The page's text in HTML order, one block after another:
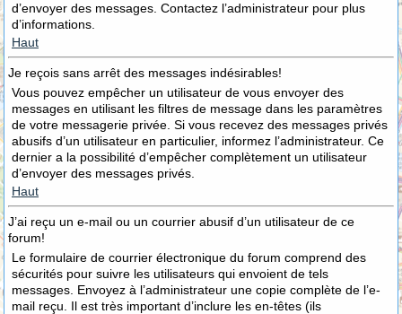
d’envoyer des messages. Contactez l’administrateur pour plus
d’informations.
Haut
Je reçois sans arrêt des messages indésirables!
Vous pouvez empêcher un utilisateur de vous envoyer des
messages en utilisant les filtres de message dans les paramètres
de votre messagerie privée. Si vous recevez des messages privés
abusifs d’un utilisateur en particulier, informez l’administrateur. Ce
dernier a la possibilité d’empêcher complètement un utilisateur
d’envoyer des messages privés.
Haut
J’ai reçu un e-mail ou un courrier abusif d’un utilisateur de ce
forum!
Le formulaire de courrier électronique du forum comprend des
sécurités pour suivre les utilisateurs qui envoient de tels
messages. Envoyez à l’administrateur une copie complète de l’e-
mail reçu. Il est très important d’inclure les en-têtes (ils